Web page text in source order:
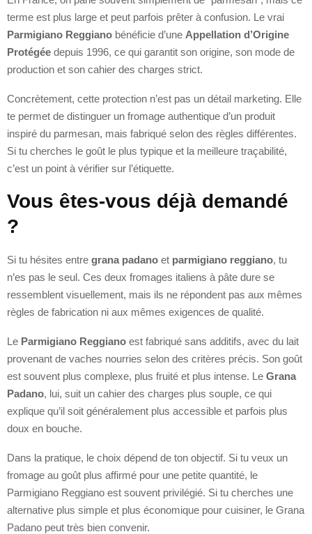
terme est plus large et peut parfois prêter à confusion. Le vrai
Parmigiano Reggiano bénéficie d’une Appellation d’Origine
Protégée depuis 1996, ce qui garantit son origine, son mode de
production et son cahier des charges strict.
Concrètement, cette protection n’est pas un détail marketing. Elle
te permet de distinguer un fromage authentique d’un produit
inspiré du parmesan, mais fabriqué selon des règles différentes.
Si tu cherches le goût le plus typique et la meilleure traçabilité,
c’est un point à vérifier sur l’étiquette.
Vous êtes-vous déjà demandé
?
Si tu hésites entre grana padano et parmigiano reggiano, tu
n’es pas le seul. Ces deux fromages italiens à pâte dure se
ressemblent visuellement, mais ils ne répondent pas aux mêmes
règles de fabrication ni aux mêmes exigences de qualité.
Le Parmigiano Reggiano est fabriqué sans additifs, avec du lait
provenant de vaches nourries selon des critères précis. Son goût
est souvent plus complexe, plus fruité et plus intense. Le Grana
Padano, lui, suit un cahier des charges plus souple, ce qui
explique qu’il soit généralement plus accessible et parfois plus
doux en bouche.
Dans la pratique, le choix dépend de ton objectif. Si tu veux un
fromage au goût plus affirmé pour une petite quantité, le
Parmigiano Reggiano est souvent privilégié. Si tu cherches une
alternative plus simple et plus économique pour cuisiner, le Grana
Padano peut très bien convenir.